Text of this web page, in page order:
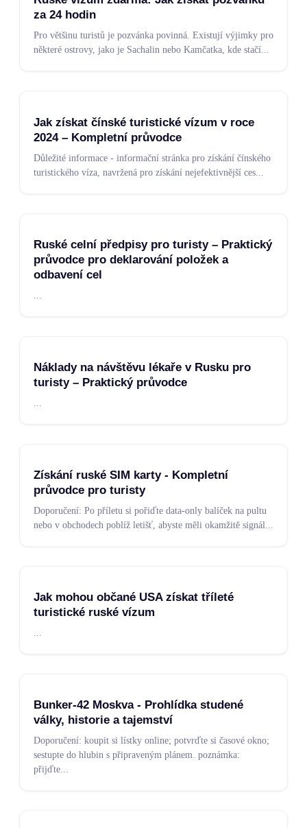
za 24 hodin
Pro většinu turistů je pozvánka povinná. Existují výjimky pro
některé ostrovy, jako je Sachalin nebo Kamčatka, kde stačí...
Jak získat čínské turistické vízum v roce
2024 – Kompletní průvodce
Důležité informace - informační stránka pro získání čínského
turistického víza, navržená pro získání nejefektivnější ces
Ruské celní předpisy pro turisty – Praktický
průvodce pro deklarování položek a
odbavení cel
Náklady na návštěvu lékaře v Rusku pro
turisty – Praktický průvodce
Získání ruské SIM karty - Kompletní
průvodce pro turisty
Doporučení: Po příletu si pořiďte data-only balíček na pultu
nebo v obchodech poblíž letišť, abyste měli okamžitě signál
Jak mohou občané USA získat tříleté
turistické ruské vízum
...
Bunker-42 Moskva - Prohlídka studené
války, historie a tajemství
Doporučení: koupit si lístky online; potvrďte si časové okno;
sestupte do hlubin s připraveným plánem. poznámka:
přijďte...